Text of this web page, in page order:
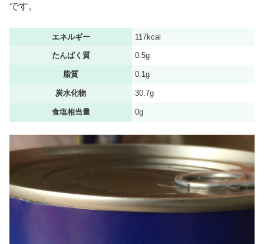
です。
エネルギー 117kcal
たんぱく質 0.5g
脂質 0.1g
炭水化物 30.7g
食塩相当量 0g